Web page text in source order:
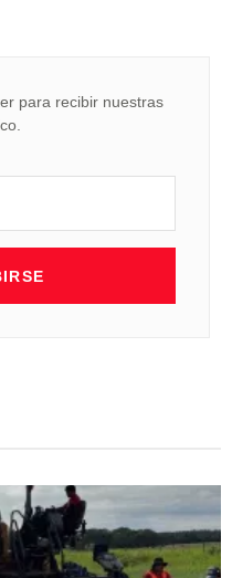
para recibir nuestras